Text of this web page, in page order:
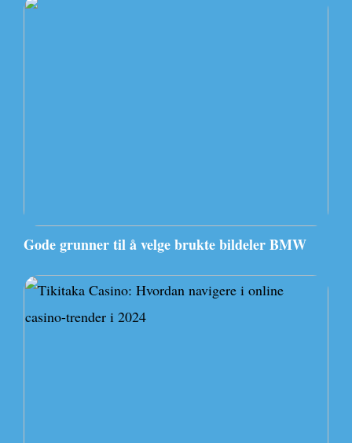
Gode grunner til å velge brukte bildeler BMW